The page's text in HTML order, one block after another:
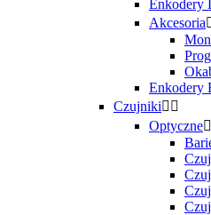
Enkodery
Akcesoria
Enkodery
Czujniki 
Optyczne